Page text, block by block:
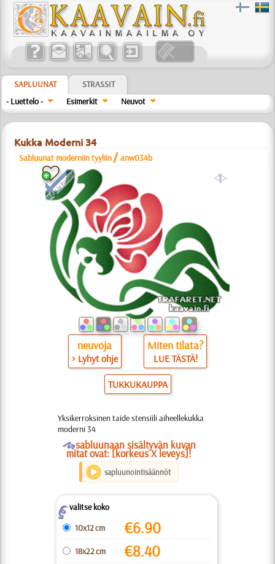
SAPLUUNAT
STRASSIT
- Luettelo -
Esimerkit Neuvot
Kukka Moderni 34
Sabluunat moderniin tyyliin /anw034b
a
neuvoja
> Lyhyt ohje
Miten tilata?
LUE TÄSTÄ!
TUKKUKAUPPA
Yksikerroksinen taide stensiili aiheellekukka
moderni 34
Osabluunaan sisältyvän kuvan
mitat ovat: [korkeus X leveys]!
sapluunointisäännöt
Zvalitse koko
10x12 cm
€6.90
18x22 cm €8.40